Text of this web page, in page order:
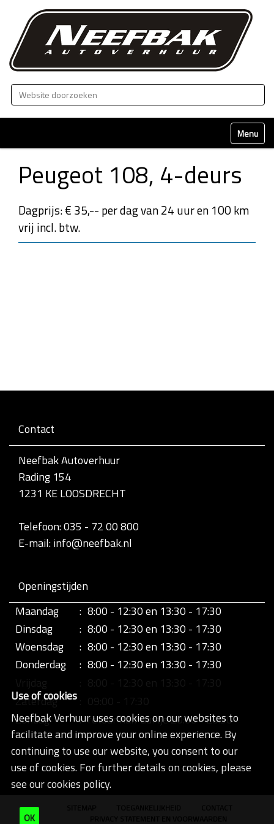
Zoek
Klap
Peugeot 108, 4-deurs
Dagprijs: € 35,-- per dag van 24 uur en 100 km
vrij incl. btw.
Contact
Neefbak Autoverhuur
Rading 154
1231 KE LOOSDRECHT
Telefoon: 035 - 72 00 800
E-mail: info@neefbak.nl
Openingstijden
Maandag
: 8:00 - 12:30 en 13:30 - 17:30
Dinsdag
: 8:00 - 12:30 en 13:30 - 17:30
Woensdag
: 8:00 - 12:30 en 13:30 - 17:30
Donderdag
: 8:00 - 12:30 en 13:30 - 17:30
Zaterdag
Zondag
: retour half uurtje 20:00 - 20:30
Use of cookies
Neefbak Verhuur uses cookies on our websites to
facilitate and improve your online experience. By
continuing to use our website, you consent to our
use of cookies. For further details on cookies, please
see our cookies policy.
OK